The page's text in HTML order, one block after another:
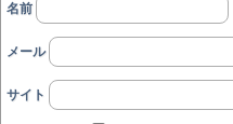
名前
メール
サイト